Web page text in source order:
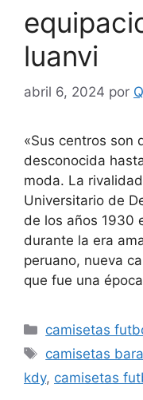
luanvi
abril 6, 2024 por
«Sus centros son
desconocida
moda. La
Universitario de
de los años 1930
durante la era
peruano, nueva
que fue una
Categorías
camisetas
Etiquetas
camisetas
kdy, camisetas